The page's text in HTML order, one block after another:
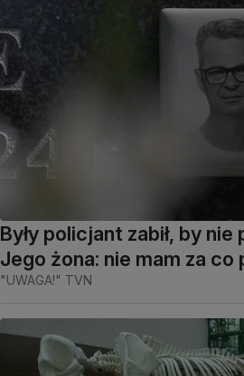
Były policjant zabił, by nie
Jego żona: nie mam za co
"UWAGA!" TVN